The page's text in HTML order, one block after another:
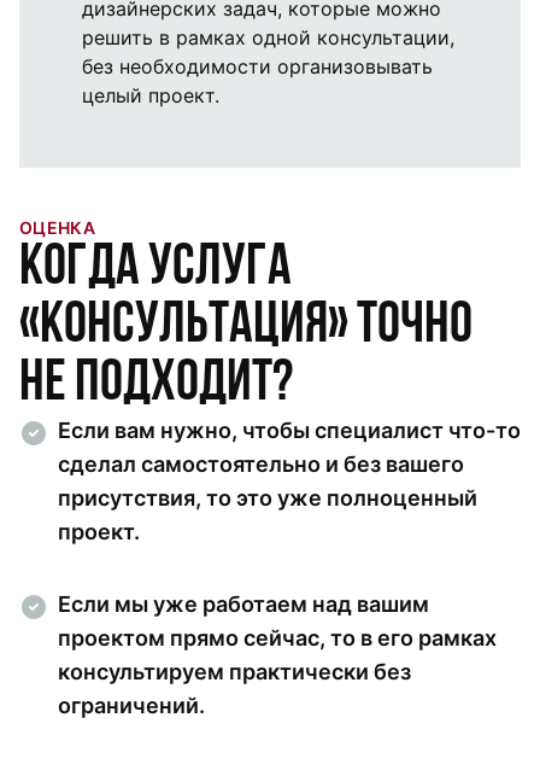
дизайнерских задач, которые можно
решить в рамках одной консультации,
без необходимости организовывать
целый проект.
ОЦЕНКА
Когда услуга
«Консультация» точно
не подходит?
Если вам нужно, чтобы специалист что-то
сделал самостоятельно и без вашего
присутствия, то это уже полноценный
проект.
Если мы уже работаем над вашим
проектом прямо сейчас, то в его рамках
консультируем практически без
ограничений.